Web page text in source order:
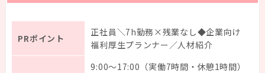
PRポイント
正社員＼7h勤務×残業なし◆企業向け
福利厚生プランナー／人材紹介
9:00～17:00（実働7時間・休憩1時間）